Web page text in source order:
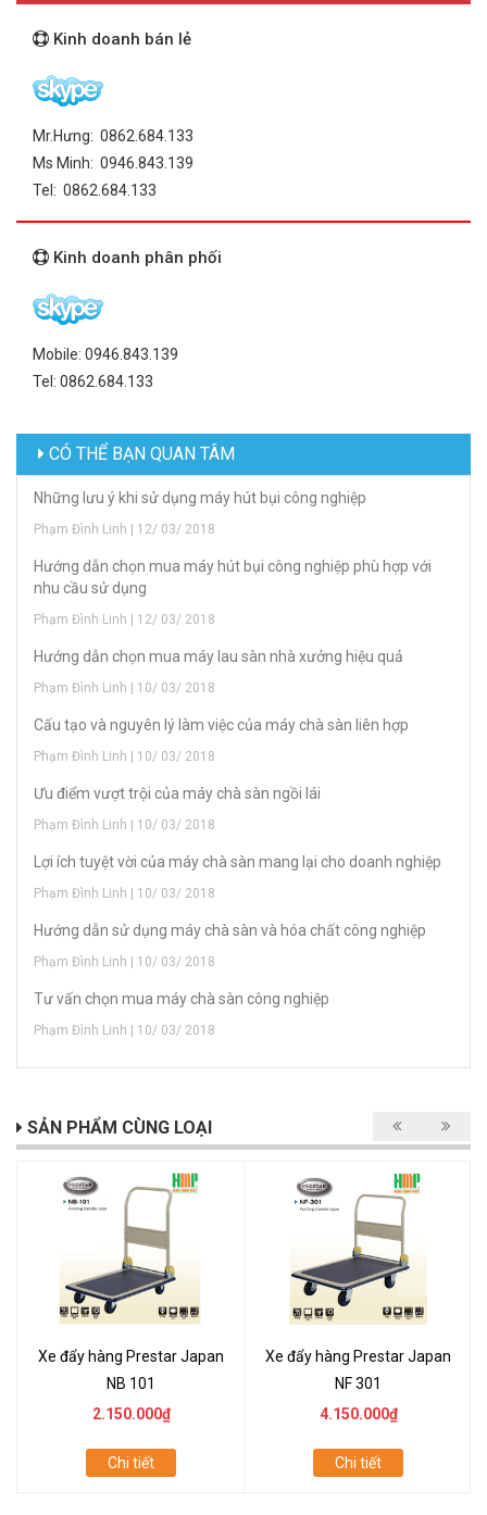
Kinh doanh bán lẻ
Mr.Hưng: 0862.684.133
Ms Minh: 0946.843.139
Tel: 0862.684.133
Kinh doanh phân phối
Mobile: 0946.843.139
Tel: 0862.684.133
CÓ THỂ BẠN QUAN TÂM
Những lưu ý khi sử dụng máy hút bụi công nghiệp
Phạm Đình Linh | 12/ 03/ 2018
Hướng dẫn chọn mua máy hút bụi công nghiệp phù hợp với
nhu cầu sử dụng
Phạm Đình Linh | 12/ 03/ 2018
Hướng dẫn chọn mua máy lau sàn nhà xưởng hiệu quả
Phạm Đình Linh | 10/ 03/ 2018
Cấu tạo và nguyên lý làm việc của máy chà sàn liên hợp
Phạm Đình Linh | 10/ 03/ 2018
Ưu điểm vượt trội của máy chà sàn ngồi lái
Phạm Đình Linh | 10/ 03/ 2018
Lợi ích tuyệt vời của máy chà sàn mang lại cho doanh nghiệp
Phạm Đình Linh | 10/ 03/ 2018
Hướng dẫn sử dụng máy chà sàn và hóa chất công nghiệp
Phạm Đình Linh | 10/ 03/ 2018
Tư vấn chọn mua máy chà sàn công nghiệp
Phạm Đình Linh | 10/ 03/ 2018
SẢN PHẨM CÙNG LOẠI
Xe đẩy hàng Prestar Japan
NB 101
2.150.000₫
Chi tiết
Xe đẩy hàng Prestar Japan
NF 301
4.150.000₫
Chi tiết